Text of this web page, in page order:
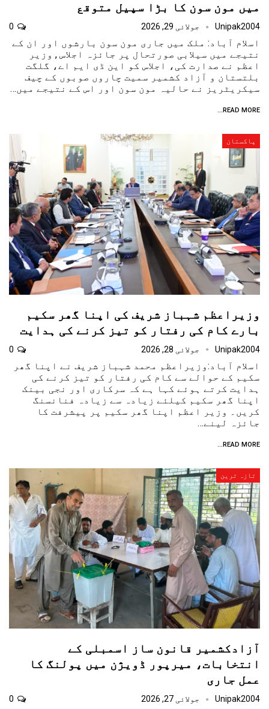
میں مون سون کا بڑا سپیل متوقع
Unipak2004 جولائی 29, 2026
اسلام آباد: ملک میں جاری مون سون بارشوں اور ان کے
نتیجے میں سیلابی صورتحال پر جائزہ اجلاس , وزیر
اعظم نے صدارت کی، اجلاس کو این ڈی ایم اے، گلگت
بلتستان و آزاد کشمیر سمیت چاروں صوبوں کے چیف
سیکریٹریز نے حالیہ مون سون اور اس کے نتیجے میں…
READ MORE...
پاکستان
وزیراعظم شہباز شریف کی اپنا گھر سکیم
بارے کام کی رفتار کو تیز کرنے کی ہدایت
Unipak2004 جولائی 28, 2026
اسلام آباد:وزیراعظم محمد شہباز شریف نے اپنا گھر
سکیم کے حوالے سے کام کی رفتار کو تیز کرنے کی
ہدایت کرتے ہوئے کہا ہے کہ سرکاری اور نجی بینک
اپنا گھر سکیم کیلئے زیادہ سے زیادہ فنانسنگ
کریں۔ وزیر اعظم اپنا گھر سکیم پر پیشرفت کا
جائزہ لینے…
READ MORE...
تازہ ترین
آزادکشمیر قانون ساز اسمبلی کے
انتخابات، میرپور ڈویژن میں پولنگ کا
عمل جاری
Unipak2004 جولائی 27, 2026